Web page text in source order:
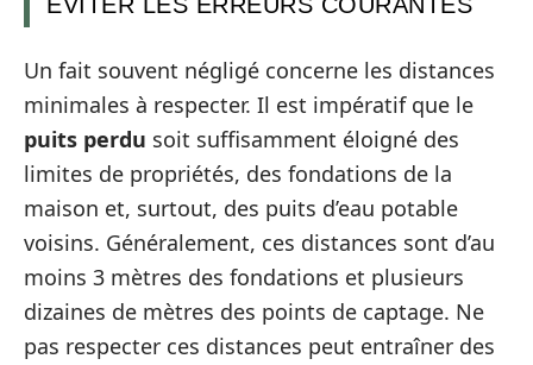
Un fait souvent négligé concerne les distances
minimales à respecter. Il est impératif que le
puits perdu soit suffisamment éloigné des
limites de propriétés, des fondations de la
maison et, surtout, des puits d’eau potable
voisins. Généralement, ces distances sont d’au
moins 3 mètres des fondations et plusieurs
dizaines de mètres des points de captage. Ne
pas respecter ces distances peut entraîner des